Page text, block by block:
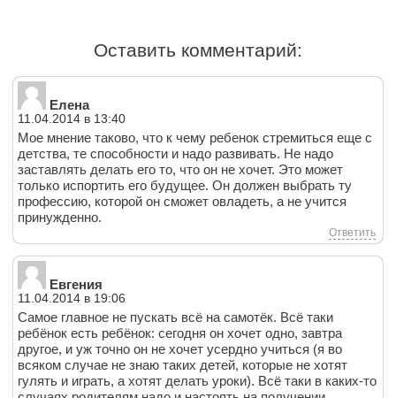
Оставить комментарий:
Елена
11.04.2014 в 13:40
Мое мнение таково, что к чему ребенок стремиться еще с
детства, те способности и надо развивать. Не надо
заставлять делать его то, что он не хочет. Это может
только испортить его будущее. Он должен выбрать ту
профессию, которой он сможет овладеть, а не учится
принужденно.
Ответить
Евгения
11.04.2014 в 19:06
Самое главное не пускать всё на самотёк. Всё таки
ребёнок есть ребёнок: сегодня он хочет одно, завтра
другое, и уж точно он не хочет усердно учиться (я во
всяком случае не знаю таких детей, которые не хотят
гулять и играть, а хотят делать уроки). Всё таки в каких-то